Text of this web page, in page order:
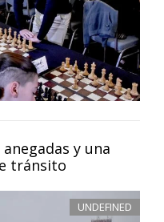
y una
tránsito
UNDEFINED